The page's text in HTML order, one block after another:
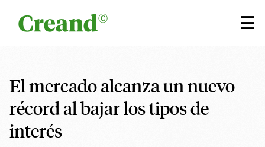
☰
×
El mercado alcanza un nuevo
récord al bajar los tipos de
interés